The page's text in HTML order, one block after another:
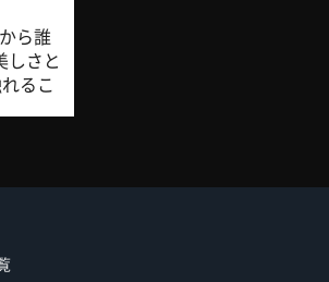
ら誰
しさと
るこ